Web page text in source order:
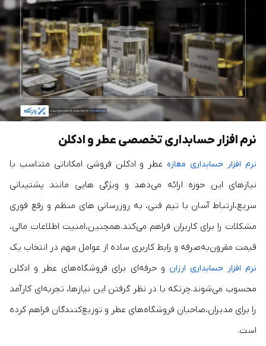
نرم افزار حسابداری تخصصی عطر و ادکلن
نرم‌ افزار حسابداری مغازهعطر و ادکلن فروشی امکاناتی متناسب با
نیازهای این حوزه ارائه می‌دهد و ویژگی‌ هایی مانند پشتیبانی
سریع،ارتباط آسان با تیم فنی، به‌ روزرسانی‌ های منظم و رفع فوری
مشکلات را برای کاربران فراهم می‌کند.همچنین،امنیت اطلاعات مالی،
قیمت مقرون‌به‌صرفه و رابط کاربری ساده از عوامل مهم در انتخاب یک
نرم‌ افزار حسابداری ارزان و حرفه‌ای برای فروشگاه‌های عطر و ادکلن
محسوب می‌شوند.چرتکه با در نظر گرفتن این نیازها، تجربه‌ای کارآمد
را برای مدیران،صاحبان فروشگاه‌های عطر و توزیع‌کنندگان فراهم کرده
است.